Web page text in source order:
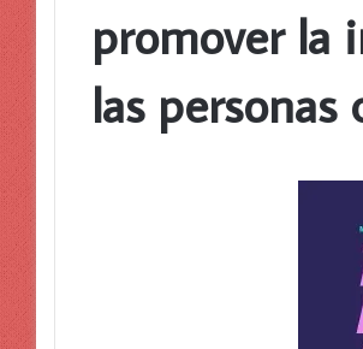
promover la
las personas